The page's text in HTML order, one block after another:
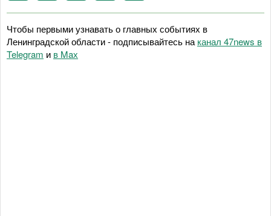
Чтобы первыми узнавать о главных событиях в
Ленинградской области - подписывайтесь на канал 47news в
Telegram и в Maх